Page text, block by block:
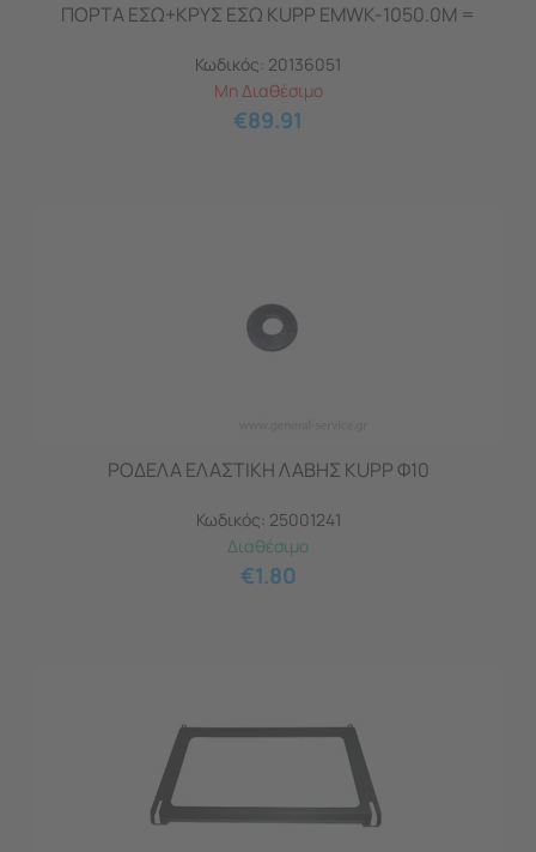
ΠΟΡΤΑ ΕΣΩ+ΚΡΥΣ ΕΣΩ KUPP EMWK-1050.0M =
Κωδικός: 20136051
Μη Διαθέσιμο
€89.91
ΡΟΔΕΛΑ ΕΛΑΣΤΙΚΗ ΛΑΒΗΣ KUPP Φ10
Κωδικός: 25001241
Διαθέσιμο
€1.80